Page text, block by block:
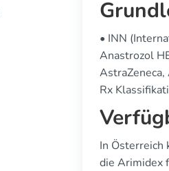
• INN
Anastrozol
AstraZeneca,
Rx
In Österreich
die Arimidex